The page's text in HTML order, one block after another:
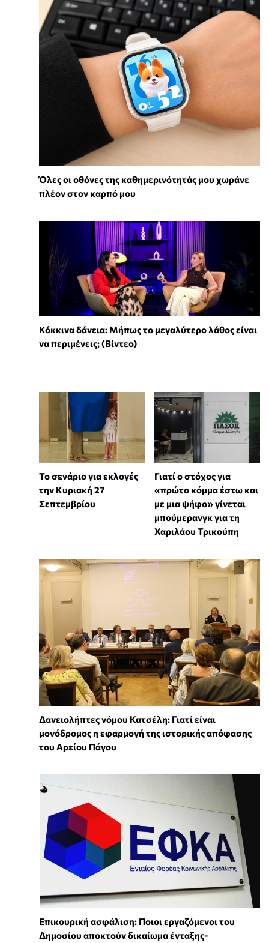
Όλες οι οθόνες της καθημερινότητάς μου χωράνε
πλέον στον καρπό μου
Κόκκινα δάνεια: Μήπως το μεγαλύτερο λάθος είναι
να περιμένεις; (Βίντεο)
Το σενάριο για εκλογές
την Κυριακή 27
Σεπτεμβρίου
Γιατί ο στόχος για
«πρώτο κόμμα έστω και
με μια ψήφο» γίνεται
μπούμερανγκ για τη
Χαριλάου Τρικούπη
Δανειολήπτες νόμου Κατσέλη: Γιατί είναι
μονόδρομος η εφαρμογή της ιστορικής απόφασης
του Αρείου Πάγου
Επικουρική ασφάλιση: Ποιοι εργαζόμενοι του
Δημοσίου αποκτούν δικαίωμα ένταξης-